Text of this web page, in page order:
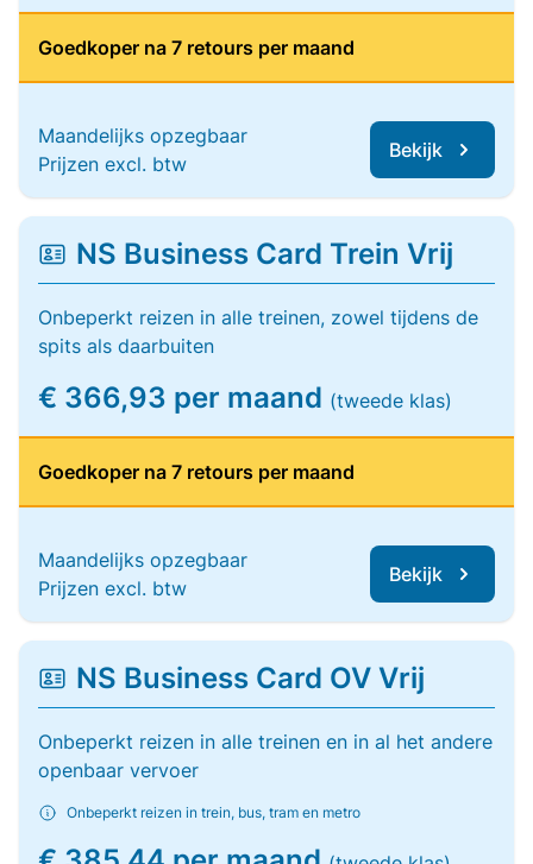
Goedkoper na 7 retours per maand
Maandelijks opzegbaar
Prijzen excl. btw
Bekijk
NS Business Card Trein Vrij
Onbeperkt reizen in alle treinen, zowel tijdens de
spits als daarbuiten
€ 366,93 per maand (tweede klas)
Goedkoper na 7 retours per maand
Maandelijks opzegbaar
Prijzen excl. btw
Bekijk
NS Business Card OV Vrij
Onbeperkt reizen in alle treinen en in al het andere
openbaar vervoer
Onbeperkt reizen in trein, bus, tram en metro